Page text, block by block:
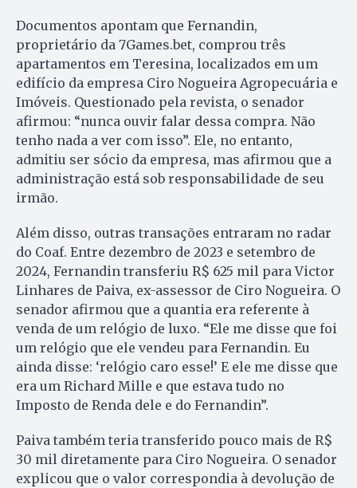
Documentos apontam que Fernandin,
proprietário da 7Games.bet, comprou três
apartamentos em Teresina, localizados em um
edifício da empresa Ciro Nogueira Agropecuária e
Imóveis. Questionado pela revista, o senador
afirmou: “nunca ouvir falar dessa compra. Não
tenho nada a ver com isso”. Ele, no entanto,
admitiu ser sócio da empresa, mas afirmou que a
administração está sob responsabilidade de seu
irmão.
Além disso, outras transações entraram no radar
do Coaf. Entre dezembro de 2023 e setembro de
2024, Fernandin transferiu R$ 625 mil para Victor
Linhares de Paiva, ex-assessor de Ciro Nogueira. O
senador afirmou que a quantia era referente à
venda de um relógio de luxo. “Ele me disse que foi
um relógio que ele vendeu para Fernandin. Eu
ainda disse: ‘relógio caro esse!’ E ele me disse que
era um Richard Mille e que estava tudo no
Imposto de Renda dele e do Fernandin”.
Paiva também teria transferido pouco mais de R$
30 mil diretamente para Ciro Nogueira. O senador
explicou que o valor correspondia à devolução de